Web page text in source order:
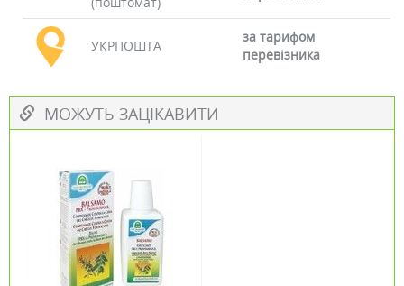
УКРПОШТА
за тарифом
перевізника
МОЖУТЬ ЗАЦІКАВИТИ